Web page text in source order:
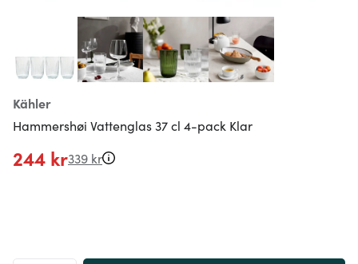
Kähler
Hammershøi Vattenglas 37 cl 4-pack Klar
244 kr339 kr